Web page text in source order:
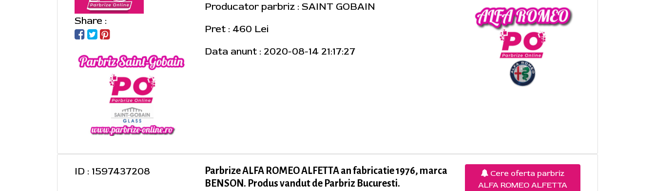
Share :
Producator parbriz : SAINT GOBAIN
Pret : 460 Lei
Data anunt : 2020-08-14 21:17:27
ID : 1597437208
Parbrize ALFA ROMEO ALFETTA an fabricatie 1976, marca
BENSON. Produs vandut de Parbriz Bucuresti.
Cere oferta parbriz
ALFA ROMEO ALFETTA